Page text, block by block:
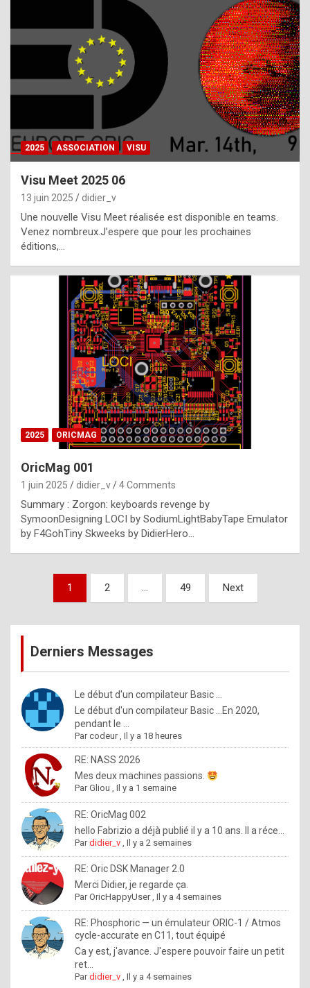
h
a
t
t
e
b
e
s
t
p
h
o
n
y
l
e
x
a
%
m
a
d
b
y
o
l
e
x
.
I
f
y
2025 ASSOCIATION VISU
Visu Meet 2025 06
13 juin 2025 didier_v
Une nouvelle Visu Meet réalisée est disponible en teams.
Venez nombreux.J’espere que pour les prochaines
éditions,…
2025 ORICMAG
OricMag 001
1 juin 2025 didier_v 4 Comments
Summary : Zorgon: keyboards revenge by
SymoonDesigning LOCI by SodiumLightBabyTape Emulator
by F4GohTiny Skweeks by DidierHero…
Pagination
publications
1 2 … 49 Next
Derniers Messages
Le début d'un compilateur Basic ...
Le début d'un compilateur Basic ...En 2020,
pendant le ...
Parcodeur,Il y a 18 heures
RE: NASS 2026
Mes deux machines passions.
ParGliou ,Il y a 1 semaine
RE: OricMag 002
hello Fabrizio a déjà publié il y a 10 ans. Il a réce...
Pardidier_v ,Il y a 2 semaines
RE: Oric DSK Manager 2.0
Merci Didier, je regarde ça.
ParOricHappyUser,Il y a 4 semaines
RE: Phosphoric — un émulateur ORIC-1 / Atmos
cycle-accurate en C11, tout équipé
Ca y est, j'avance. J'espere pouvoir faire un petit
ret...
Pardidier_v ,Il y a 4 semaines